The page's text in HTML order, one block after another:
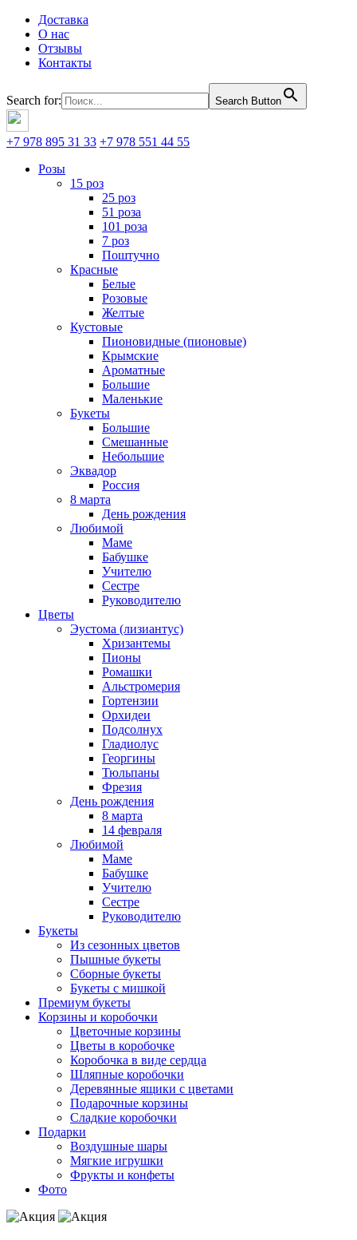
Доставка
О нас
Отзывы
Контакты
Search for: Search Button
+7 978 895 31 33 +7 978 551 44 55
Розы
15 роз
25 роз
51 роза
101 роза
7 роз
Поштучно
Красные
Белые
Розовые
Желтые
Кустовые
Пионовидные (пионовые)
Крымские
Ароматные
Большие
Маленькие
Букеты
Большие
Смешанные
Небольшие
Эквадор
Россия
8 марта
День рождения
Любимой
Маме
Бабушке
Учителю
Сестре
Руководителю
Цветы
Эустома (лизиантус)
Хризантемы
Пионы
Ромашки
Альстромерия
Гортензии
Орхидеи
Подсолнух
Гладиолус
Георгины
Тюльпаны
Фрезия
День рождения
8 марта
14 февраля
Любимой
Маме
Бабушке
Учителю
Сестре
Руководителю
Букеты
Из сезонных цветов
Пышные букеты
Сборные букеты
Букеты с мишкой
Премиум букеты
Корзины и коробочки
Цветочные корзины
Цветы в коробочке
Коробочка в виде сердца
Шляпные коробочки
Деревянные ящики с цветами
Подарочные корзины
Сладкие коробочки
Подарки
Воздушные шары
Мягкие игрушки
Фрукты и конфеты
Фото